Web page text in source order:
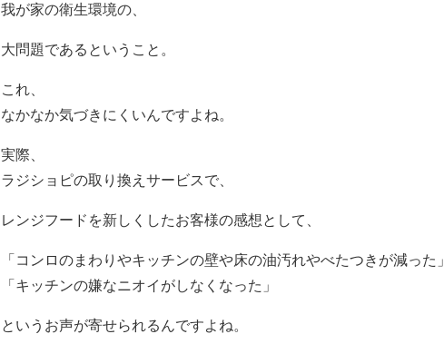
我が家の衛生環境の、
大問題であるということ。
これ、
なかなか気づきにくいんですよね。
実際、
ラジショピの取り換えサービスで、
レンジフードを新しくしたお客様の感想として、
「コンロのまわりやキッチンの壁や床の油汚れやべたつきが減った」
「キッチンの嫌なニオイがしなくなった」
というお声が寄せられるんですよね。